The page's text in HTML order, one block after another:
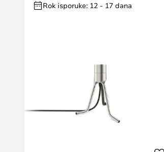
Rok isporuke: 12 - 17 dana